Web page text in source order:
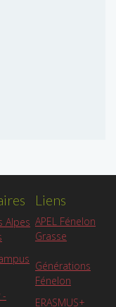
Alpes
-
Liens
APEL Fénelon
Grasse
Générations
Fénelon
ERASMUS+